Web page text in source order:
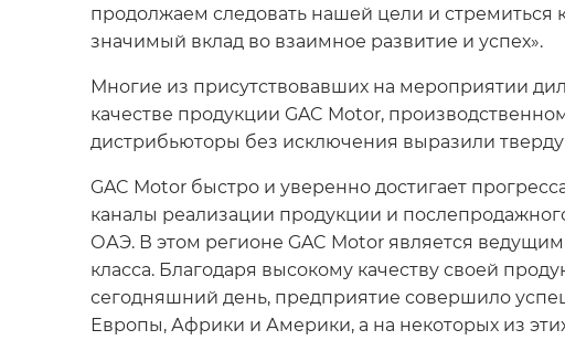
продолжаем следовать нашей цели и
значимый вклад во взаимное развитие и успех».
Многие из присутствовавших на мероприятии
качестве продукции GAC Motor,
дистрибьюторы без исключения выразили
GAC Motor быстро и уверенно достигает
каналы реализации продукции и
ОАЭ. В этом регионе GAC Motor является
класса. Благодаря высокому качеству своей
сегодняшний день, предприятие совершило
Европы, Африки и Америки, а на некоторых из